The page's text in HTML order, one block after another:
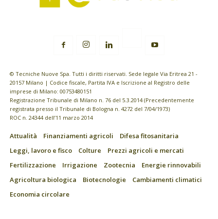
© Tecniche Nuove Spa. Tutti i diritti riservati. Sede legale Via Eritrea 21 -
20157 Milano | Codice fiscale, Partita IVA e Iscrizione al Registro delle
imprese di Milano: 00753480151
Registrazione Tribunale di Milano n. 76 del 5.3.2014 (Precedentemente
registrata presso il Tribunale di Bologna n. 4272 del 7/04/1973)
ROC n. 24344 dell’11 marzo 2014
Attualità Finanziamenti agricoli
Difesa fitosanitaria
Leggi, lavoro e fisco
Colture
Prezzi agricoli e mercati
Fertilizzazione
Irrigazione Zootecnia
Energie rinnovabili
Agricoltura biologica
Biotecnologie
Cambiamenti climatici
Economia circolare